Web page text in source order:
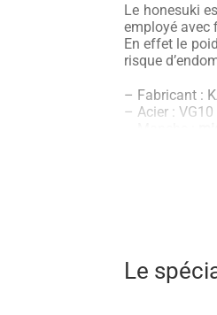
Le honesuki
employé avec
En effet le
risque
– Fabricant :
– Acier :
Il faut
Kasumi est le
générations
Le